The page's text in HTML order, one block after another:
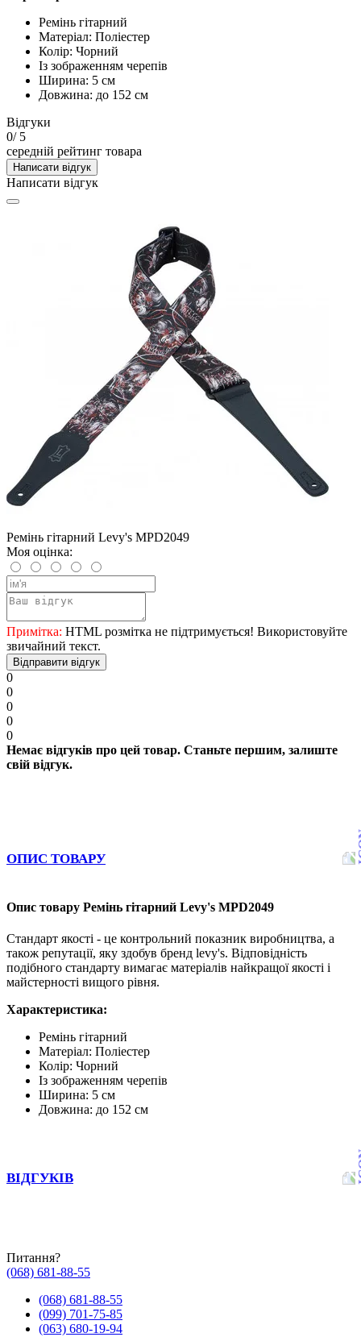
Ремінь гітарний
Матеріал: Поліестер
Колір: Чорний
Із зображенням черепів
Ширина: 5 см
Довжина: до 152 см
Відгуки
0/ 5
середній рейтинг товара
Написати відгук
Написати відгук
Ремінь гітарний Levy's MPD2049
Моя оцінка:
Примітка: HTML розмітка не підтримується! Використовуйте
звичайний текст.
Відправити відгук
0
0
0
0
0
Немає відгуків про цей товар. Станьте першим, залиште
свій відгук.
ОПИС ТОВАРУ
Опис товару Ремінь гітарний Levy's MPD2049
Стандарт якості - це контрольний показник виробництва, а
також репутації, яку здобув бренд levy's. Відповідність
подібного стандарту вимагає матеріалів найкращої якості і
майстерності вищого рівня.
Характеристика:
Ремінь гітарний
Матеріал: Поліестер
Колір: Чорний
Із зображенням черепів
Ширина: 5 см
Довжина: до 152 см
ВІДГУКІВ
Питання?
(068) 681-88-55
(068) 681-88-55
(099) 701-75-85
(063) 680-19-94